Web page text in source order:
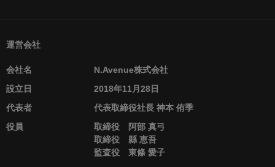
運営会社
会社名
N.Avenue株式会社
設立日
2018年11月28日
代表者
代表取締役社長 神本 侑季
役員
取締役 阿部 真弓
取締役 縣 恵吾
監査役 東條 愛子